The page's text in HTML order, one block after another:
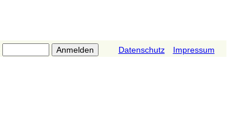
Datenschutz Impressum